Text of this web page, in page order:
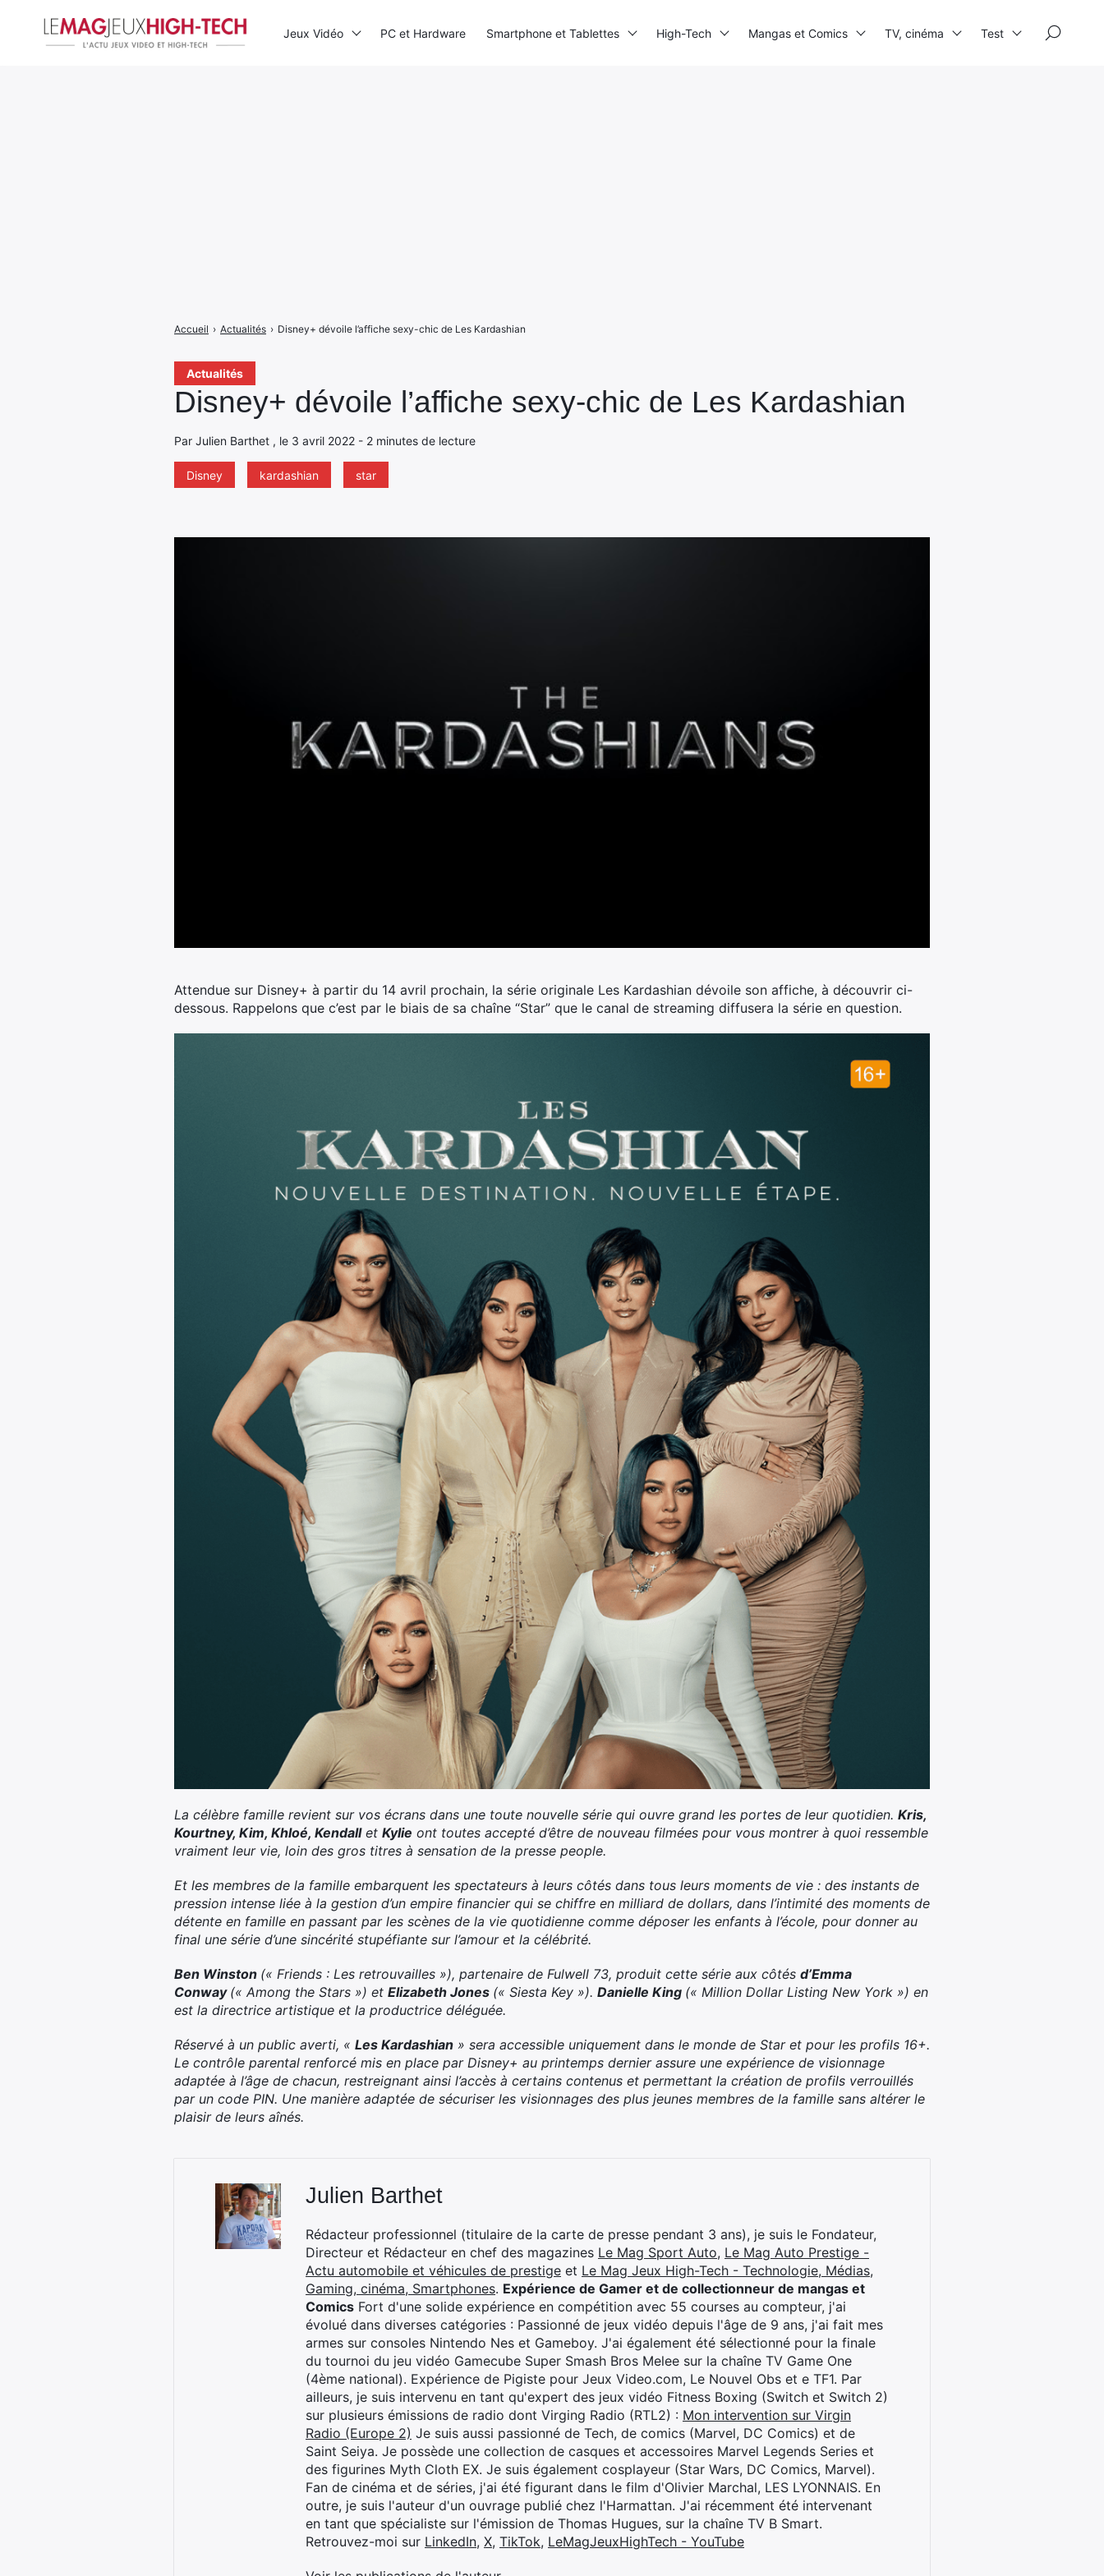
Actualités
Disney+ dévoile l’affiche sexy-chic de Les Kardashian
Par Julien Barthet , le 3 avril 2022 - 2 minutes de lecture
Disney kardashian star
Accueil › Actualités › Disney+ dévoile l’affiche sexy-chic de Les Kardashian
Attendue sur Disney+ à partir du 14 avril prochain, la série originale Les Kardashian dévoile son affiche, à découvrir ci-
dessous. Rappelons que c’est par le biais de sa chaîne “Star” que le canal de streaming diffusera la série en question.
La célèbre famille revient sur vos écrans dans une toute nouvelle série qui ouvre grand les portes de leur quotidien. Kris,
Kourtney, Kim, Khloé, Kendallet Kylie ont toutes accepté d’être de nouveau filmées pour vous montrer à quoi ressemble
vraiment leur vie, loin des gros titres à sensation de la presse people.
Et les membres de la famille embarquent les spectateurs à leurs côtés dans tous leurs moments de vie : des instants de
pression intense liée à la gestion d’un empire financier qui se chiffre en milliard de dollars, dans l’intimité des moments de
détente en famille en passant par les scènes de la vie quotidienne comme déposer les enfants à l’école, pour donner au
final une série d’une sincérité stupéfiante sur l’amour et la célébrité.
Ben Winston (« Friends : Les retrouvailles »), partenaire de Fulwell 73, produit cette série aux côtés d’Emma
Conway (« Among the Stars ») et Elizabeth Jones (« Siesta Key »). Danielle King (« Million Dollar Listing New York ») en
est la directrice artistique et la productrice déléguée.
Réservé à un public averti, « Les Kardashian » sera accessible uniquement dans le monde de Star et pour les profils 16+.
Le contrôle parental renforcé mis en place par Disney+ au printemps dernier assure une expérience de visionnage
adaptée à l’âge de chacun, restreignant ainsi l’accès à certains contenus et permettant la création de profils verrouillés
par un code PIN. Une manière adaptée de sécuriser les visionnages des plus jeunes membres de la famille sans altérer le
plaisir de leurs aînés.
Julien Barthet
Rédacteur professionnel (titulaire de la carte de presse pendant 3 ans), je suis le Fondateur,
Directeur et Rédacteur en chef des magazines Le Mag Sport Auto, Le Mag Auto Prestige -
Actu automobile et véhicules de prestige et Le Mag Jeux High-Tech - Technologie, Médias,
Gaming, cinéma, Smartphones. Expérience de Gamer et de collectionneur de mangas et
Comics Fort d'une solide expérience en compétition avec 55 courses au compteur, j'ai
évolué dans diverses catégories : Passionné de jeux vidéo depuis l'âge de 9 ans, j'ai fait mes
armes sur consoles Nintendo Nes et Gameboy. J'ai également été sélectionné pour la finale
du tournoi du jeu vidéo Gamecube Super Smash Bros Melee sur la chaîne TV Game One
(4ème national). Expérience de Pigiste pour Jeux Video.com, Le Nouvel Obs et e TF1. Par
ailleurs, je suis intervenu en tant qu'expert des jeux vidéo Fitness Boxing (Switch et Switch 2)
sur plusieurs émissions de radio dont Virging Radio (RTL2) : Mon intervention sur Virgin
Radio (Europe 2) Je suis aussi passionné de Tech, de comics (Marvel, DC Comics) et de
Saint Seiya. Je possède une collection de casques et accessoires Marvel Legends Series et
des figurines Myth Cloth EX. Je suis également cosplayeur (Star Wars, DC Comics, Marvel).
Fan de cinéma et de séries, j'ai été figurant dans le film d'Olivier Marchal, LES LYONNAIS. En
outre, je suis l'auteur d'un ouvrage publié chez l'Harmattan. J'ai récemment été intervenant
en tant que spécialiste sur l'émission de Thomas Hugues, sur la chaîne TV B Smart.
Retrouvez-moi sur LinkedIn, X, TikTok, LeMagJeuxHighTech - YouTube
Jeux Vidéo PC et Hardware Smartphone et Tablettes High-Tech Mangas et Comics TV, cinéma Test